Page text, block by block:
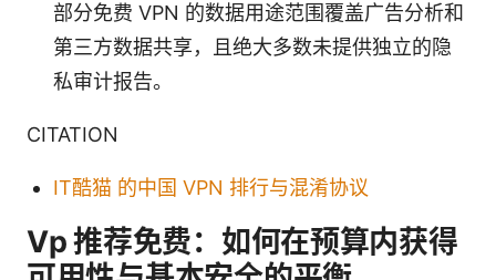
部分免费 VPN 的数据用途范围覆盖广告分析和
第三方数据共享，且绝大多数未提供独立的隐
私审计报告。
CITATION
IT酷猫 的中国 VPN 排行与混淆协议
Vp 推荐免费：如何在预算内获得